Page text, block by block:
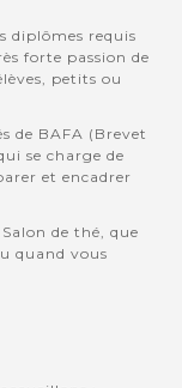
diplômes requis
forte passion de
petits ou
de BAFA (Brevet
se charge de
et encadrer
de thé, que
quand vous